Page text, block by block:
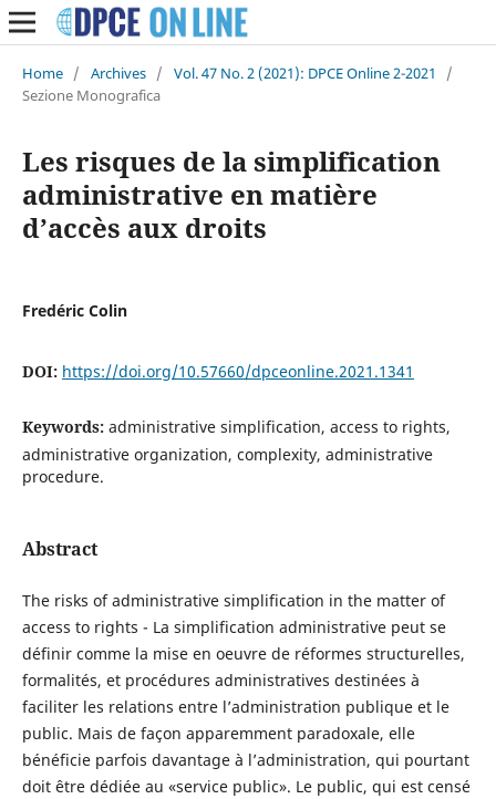
Home / Archives / Vol. 47 No. 2 (2021): DPCE Online 2-2021
/
Sezione Monografica
Les risques de la simplification
administrative en matière
d’accès aux droits
Fredéric Colin
DOI: https://doi.org/10.57660/dpceonline.2021.1341
Keywords: administrative simplification, access to rights,
administrative organization, complexity, administrative
procedure.
Abstract
The risks of administrative simplification in the matter of
access to rights - La simplification administrative peut se
définir comme la mise en oeuvre de réformes structurelles,
formalités, et procédures administratives destinées à
faciliter les relations entre l’administration publique et le
public. Mais de façon apparemment paradoxale, elle
bénéficie parfois davantage à l’administration, qui pourtant
doit être dédiée au «service public». Le public, qui est censé